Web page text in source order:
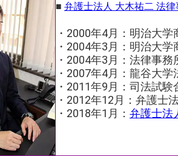
■ 弁護士法人 大木祐二 法
・2000年4月：明治大
・2004年3月：明治大
・2004年3月：法律事務
・2007年4月：龍谷大
・2011年9月：司法試験
・2012年12月：弁護士
・ 2018年1月： 弁護士法